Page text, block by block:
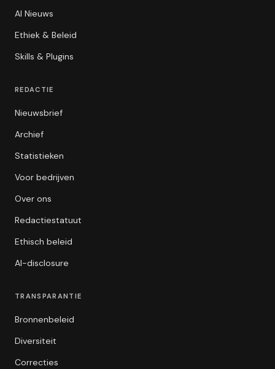
AI Nieuws
Ethiek & Beleid
Skills & Plugins
REDACTIE
Nieuwsbrief
Archief
Statistieken
Voor bedrijven
Over ons
Redactiestatuut
Ethisch beleid
AI-disclosure
TRANSPARANTIE
Bronnenbeleid
Diversiteit
Correcties